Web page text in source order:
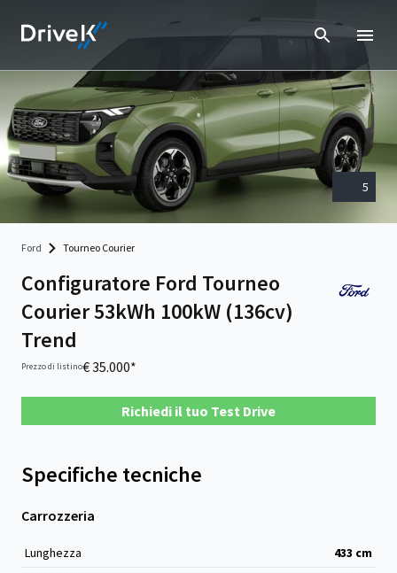
5
Ford Tourneo Courier
Configuratore Ford Tourneo
Courier 53kWh 100kW (136cv)
Trend
Prezzo di listino€ 35.000*
Richiedi il tuo Test Drive
Specifiche tecniche
Carrozzeria
Lunghezza 433 cm